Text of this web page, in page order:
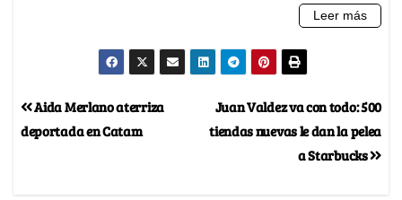
Juan Valdez va con todo: 500
tiendas nuevas le dan la pelea
a Starbucks
Aida Merlano aterriza
deportada en Catam